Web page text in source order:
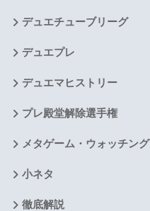
デュエチューブリーグ
デュエプレ
デュエマヒストリー
プレ殿堂解除選手権
メタゲーム・ウォッチング
小ネタ
徹底解説